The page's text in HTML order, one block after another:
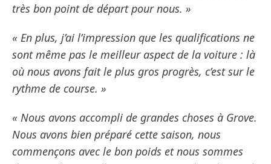
très bon point de départ pour nous. »
« En plus, j’ai l’impression que les qualifications ne
sont même pas le meilleur aspect de la voiture : là
où nous avons fait le plus gros progrès, c’est sur le
rythme de course. »
« Nous avons accompli de grandes choses à Grove.
Nous avons bien préparé cette saison, nous
commençons avec le bon poids et nous sommes